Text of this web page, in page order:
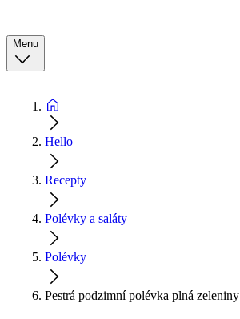
Menu
Hello
Recepty
Polévky a saláty
Polévky
Pestrá podzimní polévka plná zeleniny